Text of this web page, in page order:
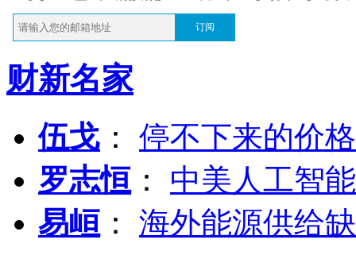
订阅
财新名家
伍戈 ： 停不下来的价
罗志恒 ： 中美人工智
易峘 ： 海外能源供给